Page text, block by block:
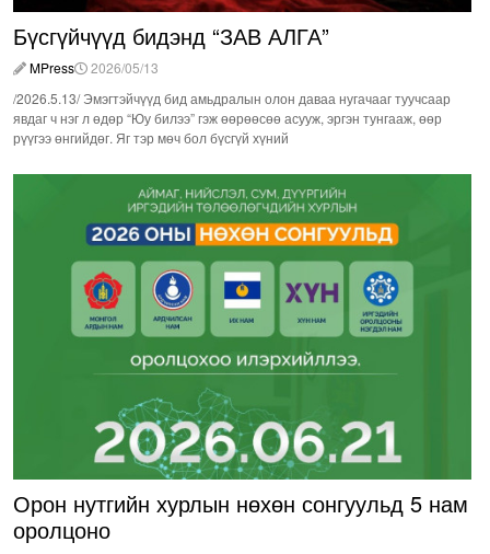
Бүсгүйчүүд бидэнд “ЗАВ АЛГА”
MPress
2026/05/13
/2026.5.13/ Эмэгтэйчүүд бид амьдралын олон даваа нугачааг туучсаар
явдаг ч нэг л өдөр “Юу билээ” гэж өөрөөсөө асууж, эргэн тунгааж, өөр
рүүгээ өнгийдөг. Яг тэр мөч бол бүсгүй хүний
Орон нутгийн хурлын нөхөн сонгуульд 5 нам
оролцоно